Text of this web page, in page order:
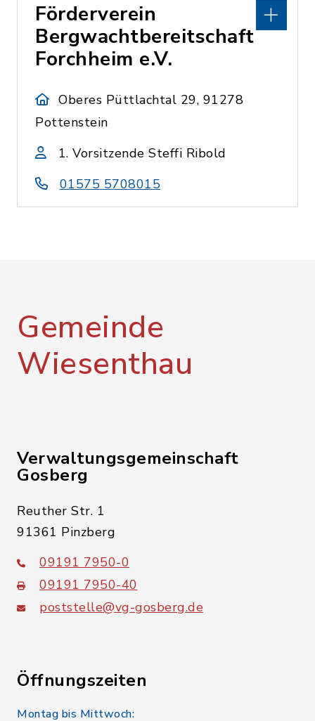
Förderverein
Bergwachtbereitschaft
Forchheim e.V.
Oberes Püttlachtal 29, 91278
Pottenstein
1. Vorsitzende Steffi Ribold
01575 5708015
Gemeinde
Wiesenthau
Verwaltungsgemeinschaft
Gosberg
Reuther Str. 1
91361 Pinzberg
09191 7950-0
09191 7950-40
poststelle@vg-gosberg.de
Öffnungszeiten
Montag bis Mittwoch: